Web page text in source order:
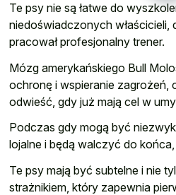
Te psy nie są łatwe do
niedoświadczonych właścicieli,
pracował profesjonalny trener.
Mózg amerykańskiego Bull
ochronę i wspieranie zagrożeń,
odwieść, gdy już mają cel w
Podczas gdy mogą być
lojalne i będą walczyć do
Te psy mają być subtelne i nie
strażnikiem, który zapewnia